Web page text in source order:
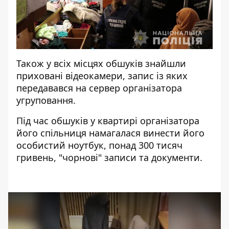
Також у всіх місцях обшуків знайшли
приховані відеокамери, запис із яких
передавався на сервер організатора
угруповання.
Під час обшуків у квартирі організатора
його спільниця намагалася винести його
особистий ноутбук, понад 300 тисяч
гривень, "чорнові" записи та документи.